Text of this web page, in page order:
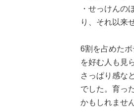
・せっけんの
り、それ以来
6割を占めた
を好む人も見
さっぱり感な
でした。育っ
かもしれませ